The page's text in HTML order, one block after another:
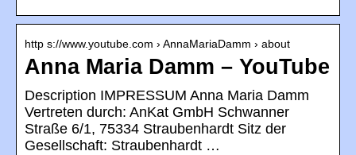
http s://www.youtube.com › AnnaMariaDamm › about
Anna Maria Damm – YouTube
Description IMPRESSUM Anna Maria Damm
Vertreten durch: AnKat GmbH Schwanner
Straße 6/1, 75334 Straubenhardt Sitz der
Gesellschaft: Straubenhardt …